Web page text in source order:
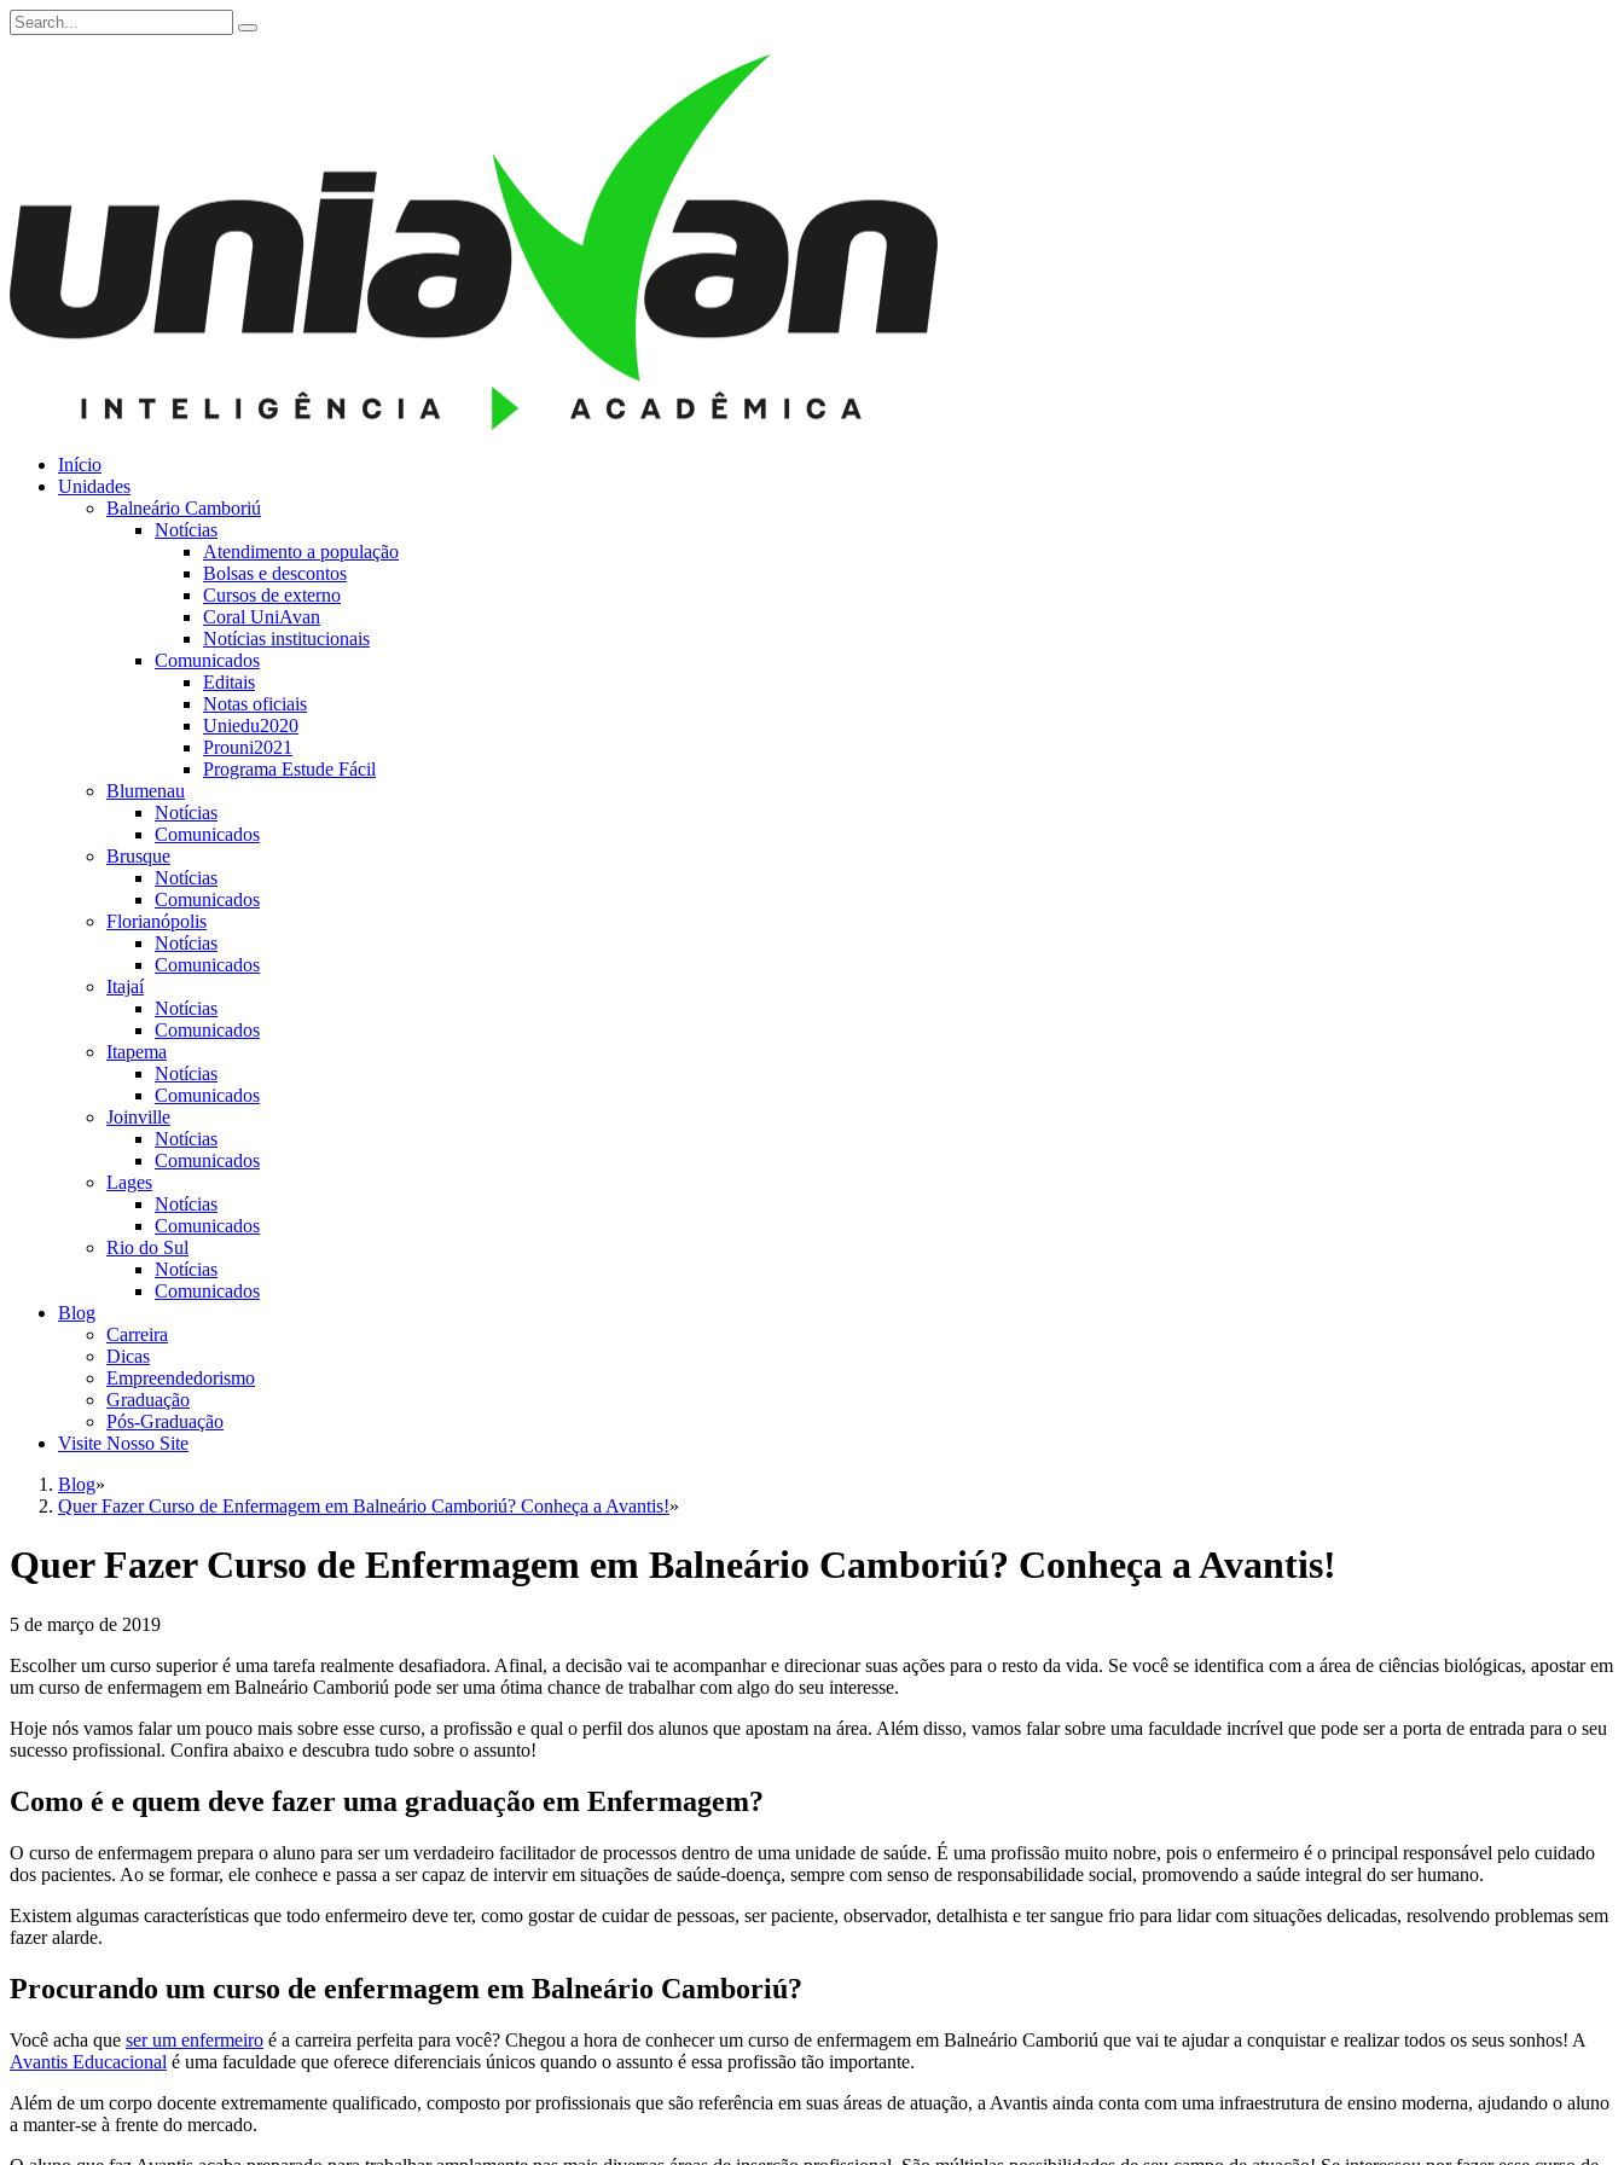
Início
Unidades
Balneário Camboriú
Notícias
Atendimento a população
Bolsas e descontos
Cursos de externo
Coral UniAvan
Notícias institucionais
Comunicados
Editais
Notas oficiais
Uniedu2020
Prouni2021
Programa Estude Fácil
Blumenau
Notícias
Comunicados
Brusque
Notícias
Comunicados
Florianópolis
Notícias
Comunicados
Itajaí
Notícias
Comunicados
Itapema
Notícias
Comunicados
Joinville
Notícias
Comunicados
Lages
Notícias
Comunicados
Rio do Sul
Notícias
Comunicados
Blog
Carreira
Dicas
Empreendedorismo
Graduação
Pós-Graduação
Visite Nosso Site
Blog»
Quer Fazer Curso de Enfermagem em Balneário Camboriú? Conheça a Avantis!»
Quer Fazer Curso de Enfermagem em Balneário Camboriú? Conheça a Avantis!
5 de março de 2019
Escolher um curso superior é uma tarefa realmente desafiadora. Afinal, a decisão vai te acompanhar e direcionar suas ações para o resto da vida. Se você se identifica com a área de ciências biológicas, apostar em
um curso de enfermagem em Balneário Camboriú pode ser uma ótima chance de trabalhar com algo do seu interesse.
Hoje nós vamos falar um pouco mais sobre esse curso, a profissão e qual o perfil dos alunos que apostam na área. Além disso, vamos falar sobre uma faculdade incrível que pode ser a porta de entrada para o seu
sucesso profissional. Confira abaixo e descubra tudo sobre o assunto!
Como é e quem deve fazer uma graduação em Enfermagem?
O curso de enfermagem prepara o aluno para ser um verdadeiro facilitador de processos dentro de uma unidade de saúde. É uma profissão muito nobre, pois o enfermeiro é o principal responsável pelo cuidado
dos pacientes. Ao se formar, ele conhece e passa a ser capaz de intervir em situações de saúde-doença, sempre com senso de responsabilidade social, promovendo a saúde integral do ser humano.
Existem algumas características que todo enfermeiro deve ter, como gostar de cuidar de pessoas, ser paciente, observador, detalhista e ter sangue frio para lidar com situações delicadas, resolvendo problemas sem
fazer alarde.
Procurando um curso de enfermagem em Balneário Camboriú?
Você acha que ser um enfermeiro é a carreira perfeita para você? Chegou a hora de conhecer um curso de enfermagem em Balneário Camboriú que vai te ajudar a conquistar e realizar todos os seus sonhos! A
Avantis Educacional é uma faculdade que oferece diferenciais únicos quando o assunto é essa profissão tão importante.
Além de um corpo docente extremamente qualificado, composto por profissionais que são referência em suas áreas de atuação, a Avantis ainda conta com uma infraestrutura de ensino moderna, ajudando o aluno
a manter-se à frente do mercado.